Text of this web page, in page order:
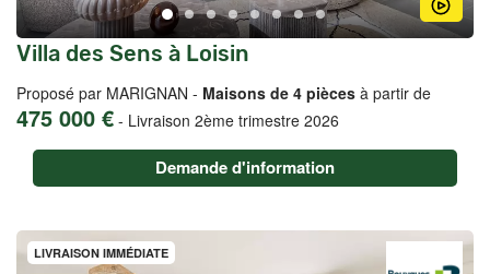
Villa des Sens à Loisin
Proposé par MARIGNAN - Maisons de 4 pièces à partir de
475 000 € - Livraison 2ème trimestre 2026
Demande d'information
LIVRAISON IMMÉDIATE